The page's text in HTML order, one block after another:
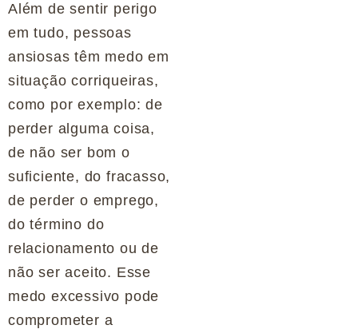
Além de sentir perigo
em tudo, pessoas
ansiosas têm medo em
situação corriqueiras,
como por exemplo: de
perder alguma coisa,
de não ser bom o
suficiente, do fracasso,
de perder o emprego,
do término do
relacionamento ou de
não ser aceito. Esse
medo excessivo pode
comprometer a